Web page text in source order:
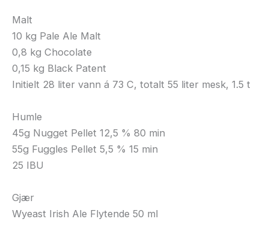
Malt
10 kg Pale Ale Malt
0,8 kg Chocolate
0,15 kg Black Patent
Initielt 28 liter vann á 73 C, totalt 55 liter mesk, 1.5 t
Humle
45g Nugget Pellet 12,5 % 80 min
55g Fuggles Pellet 5,5 % 15 min
25 IBU
Gjær
Wyeast Irish Ale Flytende 50 ml